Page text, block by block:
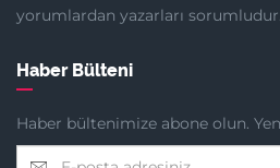
yorumlardan yazarları sorumludur.
Haber Bülteni
Haber bültenimize abone olun. Yeni